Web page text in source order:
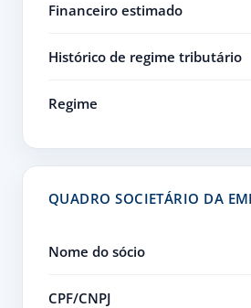
Financeiro estimado
Histórico de regime tributário
Regime
QUADRO SOCIETÁRIO DA
Nome do sócio
CPF/CNPJ